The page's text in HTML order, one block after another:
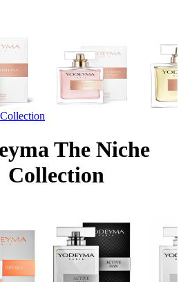
The Niche
Collection